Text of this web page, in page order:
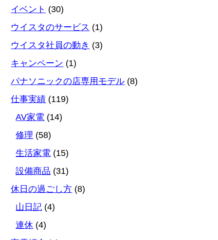
イベント (30)
ウイスタのサービス (1)
ウイスタ社員の動き (3)
キャンペーン (1)
パナソニックの店専用モデル (8)
仕事実績 (119)
AV家電 (14)
修理 (58)
生活家電 (15)
設備商品 (31)
休日の過ごし方 (8)
山日記 (4)
連休 (4)